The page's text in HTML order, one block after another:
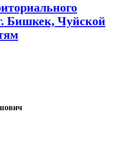
Бишкек, Чуйской